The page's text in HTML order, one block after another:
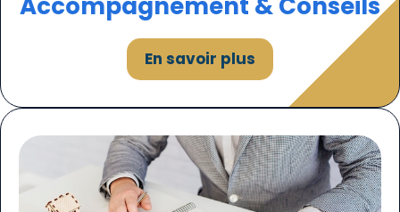
Accompagnement & Conseils
En savoir plus